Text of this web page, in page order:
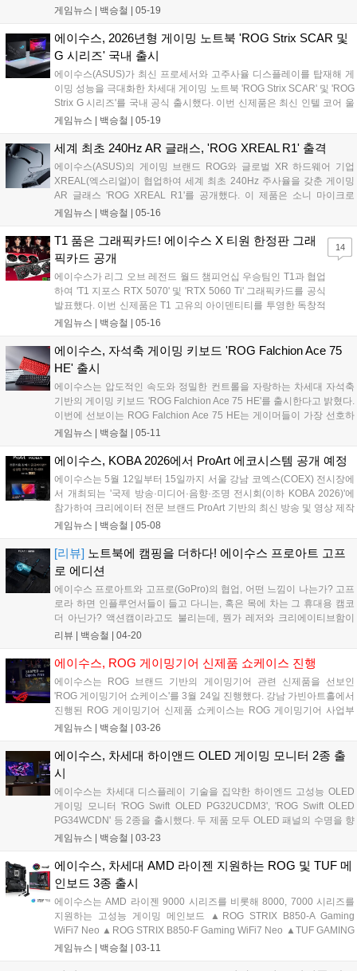
사이버펑크 테마로 수작업 개조했으며, 내부에는 AMD 라이젠 AI Z2 익
ROG Xbox ALLY X와 동일하다고 한다....
게임뉴스 | 백승철 05-19
에이수스, 2026년형 게이밍 노트북 'ROG Strix SCAR 및
G 시리즈' 국내 출시
에이수스(ASUS)가 최신 프로세서와 고주사율 디스플레이를 탑재해 게
이밍 성능을 극대화한 차세대 게이밍 노트북 'ROG Strix SCAR' 및 'ROG
Strix G 시리즈'를 국내 공식 출시했다. 이번 신제품은 최신 인텔 코어 울
트라 및 AMD 라이젠 프로세서를 기반으로 설계되어 AAA급 게임부터 e
조를 통해 게이머에게 흔들림 없는 프레임 방어 및 쾌적한 플레이 환경
을 제공하는 것이 특징이다....
게임뉴스 | 백승철 05-19
세계 최초 240Hz AR 글래스, 'ROG XREAL R1' 출격
에이수스(ASUS)의 게이밍 브랜드 ROG와 글로벌 XR 하드웨어 기업
XREAL(엑스리얼)이 협업하여 세계 최초 240Hz 주사율을 갖춘 게이밍
AR 글래스 'ROG XREAL R1'를 공개했다. 이 제품은 소니 마이크로
OLED 패널을 통해 4미터 거리에서 최대 171인치의 가상 화면을 구현하
전용 컨트롤 독(Control Dock)을 포함됐다. 고주사율과 초저지연 기술을
결합하여 이동 중에도 고성능 모니터 수준의 매끄러운 게임 플레이 환경
을 제공한다....
게임뉴스 | 백승철 05-16
T1 품은 그래픽카드! 에이수스 X 티원 한정판 그래
픽카드 공개
에이수스가 리그 오브 레전드 월드 챔피언십 우승팀인 T1과 협업
하여 'T1 지포스 RTX 5070' 및 'RTX 5060 Ti' 그래픽카드를 공식
발표했다. 이번 신제품은 T1 고유의 아이덴티티를 투영한 독창적
인 디자인과 에이수스의 핵심 냉각 기술을 결합하여, 게임 플레이
다. 양사는 이번 협업을 통해 단순한 하드웨어 성능 향상을 넘어 e
스포츠 팬들을 위해 특별한 수집 가치까지 제공한다....
게임뉴스 | 백승철 05-16
14
에이수스, 자석축 게이밍 키보드 'ROG Falchion Ace 75
HE' 출시
에이수스는 압도적인 속도와 정밀한 컨트롤을 자랑하는 차세대 자석축
기반의 게이밍 키보드 'ROG Falchion Ace 75 HE'를 출시한다고 밝혔다.
이번에 선보이는 ROG Falchion Ace 75 HE는 게이머들이 가장 선호하
는 75% 레이아웃을 채택해, 키보드 사용 시에 반응성을 높이고 풀배열
최신 자석축인 ROG HFX V2X 자석축 스위치와 ROG HFX V2 스위치를
사용하였으며, ROG 홀 센서를 탑재하여 전기적 노이즈와 간섭을 최소
화함으로써 극강의 정밀도와 일관된 타건감을 제공하는 것이 특징이
다....
게임뉴스 | 백승철 05-11
에이수스, KOBA 2026에서 ProArt 에코시스템 공개 예정
에이수스는 5월 12일부터 15일까지 서울 강남 코엑스(COEX) 전시장에
서 개최되는 '국제 방송·미디어·음향·조명 전시회(이하 KOBA 2026)'에
참가하여 크리에이터 전문 브랜드 ProArt 기반의 최신 방송 및 영상 제작
솔루션을 선보인다고 밝혔다. 에이수스는 이번 KOBA 2026에서 8.5부스
공개할 예정이다. 크리에이터에게 영감을 주기 위한 최상의 모니터, 노
트북, 데스크톱, 컴포넌트 및 주변기기에 이르기까지 모든 카테고리에
대한 생태계를 시연하고 직접 체험할 수 있도록 구성했다....
게임뉴스 | 백승철 05-08
[리뷰] 노트북에 캠핑을 더하다! 에이수스 프로아트 고프
로 에디션
에이수스 프로아트와 고프로(GoPro)의 협업, 어떤 느낌이 나는가? 고프
로라 하면 인플루언서들이 들고 다니는, 혹은 목에 차는 그 휴대용 캠코
더 아닌가? 액션캠이라고도 불리는데, 뭔가 레저와 크리에이티브함이
섞인, 감성으로 얘기하자면 캠핑 감성이 물씬 풍기는데, 에이수스의 프
쳐 '에이수스 프로아트 고프로 에디션(ProArt GoPro Edition) PX13'를 선
보였다....
리뷰 | 백승철 04-20
에이수스, ROG 게이밍기어 신제품 쇼케이스 진행
에이수스는 ROG 브랜드 기반의 게이밍기어 관련 신제품을 선보인
'ROG 게이밍기어 쇼케이스'를 3월 24일 진행했다. 강남 가빈아트홀에서
진행된 ROG 게이밍기어 신제품 쇼케이스는 ROG 게이밍기어 사업부
총괄 크리스 황(Kris Huang)의 인사말을 시작으로 ROG(Republic of
승리를 위한 강력하고 다양한 게이밍기어 제품들을 전시 및 공개했다....
게임뉴스 | 백승철 03-26
에이수스, 차세대 하이앤드 OLED 게이밍 모니터 2종 출
시
에이수스는 차세대 디스플레이 기술을 집약한 하이엔드 고성능 OLED
게이밍 모니터 'ROG Swift OLED PG32UCDM3', 'ROG Swift OLED
PG34WCDN' 등 2종을 출시했다. 두 제품 모두 OLED 패널의 수명을 향
상시키는 에이수스 OLED Care Pro가 적용돼 장시간 작업이나 게임 플
용자의 위치를 감지해 자리를 비울 경우 자동으로 화면을 블랙으로 전환
하여 번인을 예방하는 Neo Proximity Sensor가 탑재되어 패널의 수명을
연장한다....
게임뉴스 | 백승철 03-23
에이수스, 차세대 AMD 라이젠 지원하는 ROG 및 TUF 메
인보드 3종 출시
에이수스는 AMD 라이젠 9000 시리즈를 비롯해 8000, 7000 시리즈를
지원하는 고성능 게이밍 메인보드 ▲ROG STRIX B850-A Gaming
WiFi7 Neo ▲ROG STRIX B850-F Gaming WiFi7 Neo ▲TUF GAMING
X870-PRO WiFi7 W Neo 등 3종을 출시한다고 밝혔다. Neo 시리즈는
게임뉴스 | 백승철 03-11